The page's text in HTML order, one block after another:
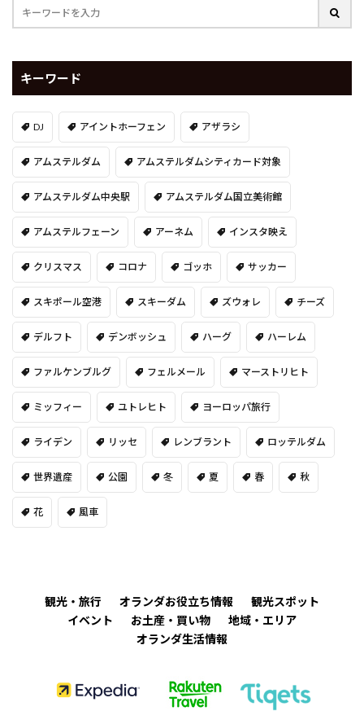
キーワード
DJ アイントホーフェン アザラシ
アムステルダム アムステルダムシティカード対象
アムステルダム中央駅 アムステルダム国立美術館
アムステルフェーン アーネム インスタ映え
クリスマス コロナ ゴッホ サッカー
スキポール空港 スキーダム ズウォレ チーズ
デルフト デンボッシュ ハーグ ハーレム
ファルケンブルグ フェルメール マーストリヒト
ミッフィー ユトレヒト ヨーロッパ旅行
ライデン リッセ レンブラント ロッテルダム
世界遺産 公園 冬 夏 春 秋
花 風車
観光・旅行 オランダお役立ち情報
観光スポット
イベント
お土産・買い物
地域・エリア
オランダ生活情報